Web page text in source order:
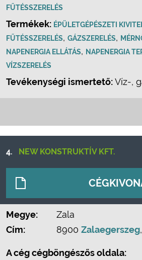
FŰTÉSSZERELÉS
Termékek: ÉPÜLETGÉPÉSZETI
FŰTÉSSZERELÉS, GÁZSZERELÉS,
NAPENERGIA ELLÁTÁS, NAPENERGIA
VÍZSZERELÉS
Tevékenységi ismertető:Víz-,
4. NEW KONSTRUKTÍV KFT.
Megye:
Zala
Cím:
8900 Zalaegerszeg
A cég cégböngészős oldala: